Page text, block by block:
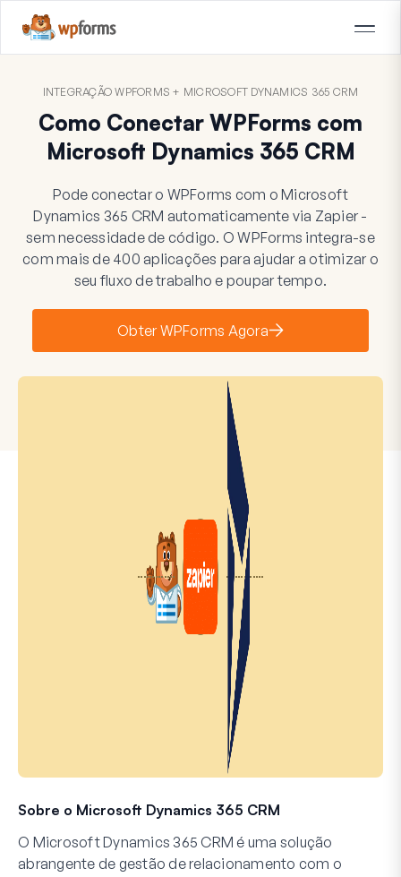
INTEGRAÇÃO WPFORMS + MICROSOFT DYNAMICS 365 CRM
Como Conectar WPForms com
Microsoft Dynamics 365 CRM
Pode conectar o WPForms com o Microsoft
Dynamics 365 CRM automaticamente via Zapier -
sem necessidade de código. O WPForms integra-se
com mais de 400 aplicações para ajudar a otimizar o
seu fluxo de trabalho e poupar tempo.
Obter WPForms Agora
Sobre o Microsoft Dynamics 365 CRM
O Microsoft Dynamics 365 CRM é uma solução
abrangente de gestão de relacionamento com o